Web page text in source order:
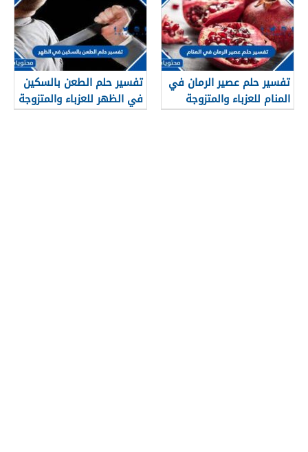
تفسير حلم عصير الرمان في
المنام للعزباء والمتزوجة
والحامل وللرجل
تفسير حلم الطعن بالسكين
في الظهر للعزباء والمتزوجة
والحامل